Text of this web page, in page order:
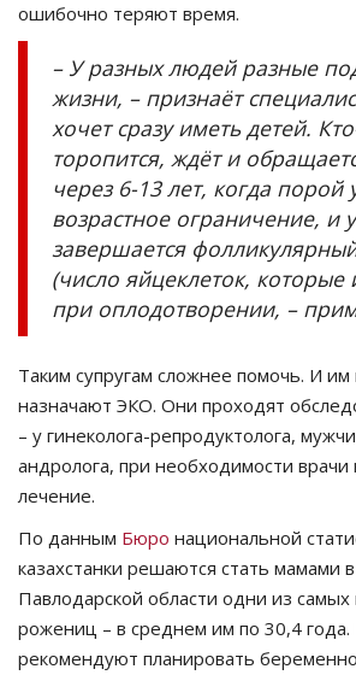
ошибочно теряют время.
– У разных людей разные
жизни, – признаёт
хочет сразу иметь детей.
торопится, ждёт и
через 6-13 лет, когда порой
возрастное ограничение,
завершается
(число яйцеклеток, которые
при оплодотворении, –
Таким супругам сложнее помочь. И им
назначают ЭКО. Они проходят
– у гинеколога-репродуктолога,
андролога, при необходимости врачи
лечение.
По данным Бюро национальной
казахстанки решаются стать мамами
Павлодарской области одни из самых
рожениц – в среднем им по 30,4
рекомендуют планировать